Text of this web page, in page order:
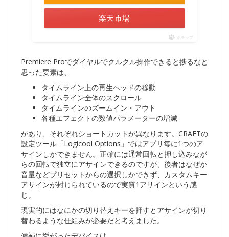
楽天市場
ポチップ
Premiere Proでダイヤルでクルクル操作できると捗るなと
思った要素は、
タイムライン上の再生ヘッドの移動
タイムライン全体のスクロール
タイムラインのズームイン・アウト
各種エフェクトの数値パラメーターの増減
があり、それぞれショートカットが異なります。CRAFTの
設定ツール「Logicool Options」ではアプリ毎に1つのア
サインしかできません。正確には通常回転と押し込みなが
らの回転で独立にアサインできるのですが、後者はなぜか
音量などプリセットからの選択しかできず、カスタムキー
アサインが封じられているので実質1アサインという感
じ。
現実的にはなにかの切り替えキーを押すとアサインが切り
替わるような仕組みが必要だと考えました。